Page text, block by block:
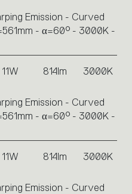
Emission - Curved
- α=60° - 3000K -
11W 814lm 3000K
Emission - Curved
- α=60° - 3000K -
11W 814lm 3000K
Emission - Curved